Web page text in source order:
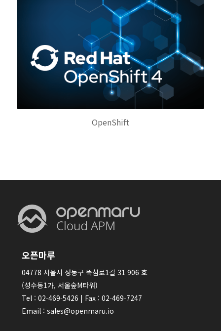
OpenShift
오픈마루
04778 서울시 성동구 뚝섬로1길 31 906 호
(성수동1가, 서울숲M타워)
Tel : 02-469-5426 | Fax : 02-469-7247
Email : sales@openmaru.io